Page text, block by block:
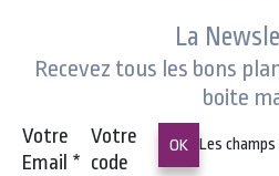
La
Recevez tous les bons
boite
Votre
Email *
Votre
code
Les